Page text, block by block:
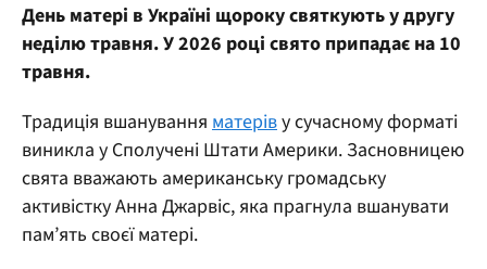
День матері в Україні щороку святкують у другу
неділю травня. У 2026 році свято припадає на 10
травня.
Традиція вшанування матеріву сучасному форматі
виникла у Сполучені Штати Америки. Засновницею
свята вважають американську громадську
активістку Анна Джарвіс, яка прагнула вшанувати
пам’ять своєї матері.